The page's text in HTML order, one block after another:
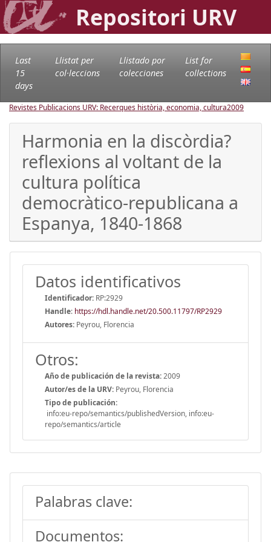
Repositori URV
Last
15
days
Llistat per
col·leccions
Llistado por
colecciones
List for
collections
Revistes Publicacions URV: Recerques història, economia, cultura2009
Harmonia en la discòrdia?
reflexions al voltant de la
cultura política
democràtico-republicana a
Espanya, 1840-1868
Datos identificativos
Identificador: RP:2929
Handle: https://hdl.handle.net/20.500.11797/RP2929
Autores: Peyrou, Florencia
Otros:
Año de publicación de la revista:2009
Autor/es de la URV: Peyrou, Florencia
Tipo de publicación:
info:eu-repo/semantics/publishedVersion, info:eu-
repo/semantics/article
Palabras clave:
Documentos: